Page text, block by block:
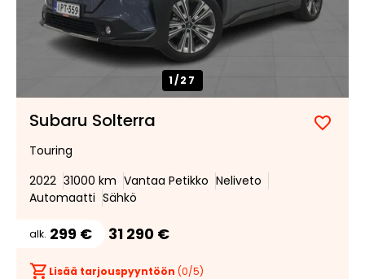
1/27
Subaru Solterra
Lisää
Touring
2022 31000 km Vantaa Petikko Neliveto
Automaatti Sähkö
alk. 299 € 31 290 €
Lisää tarjouspyyntöön (0/5)